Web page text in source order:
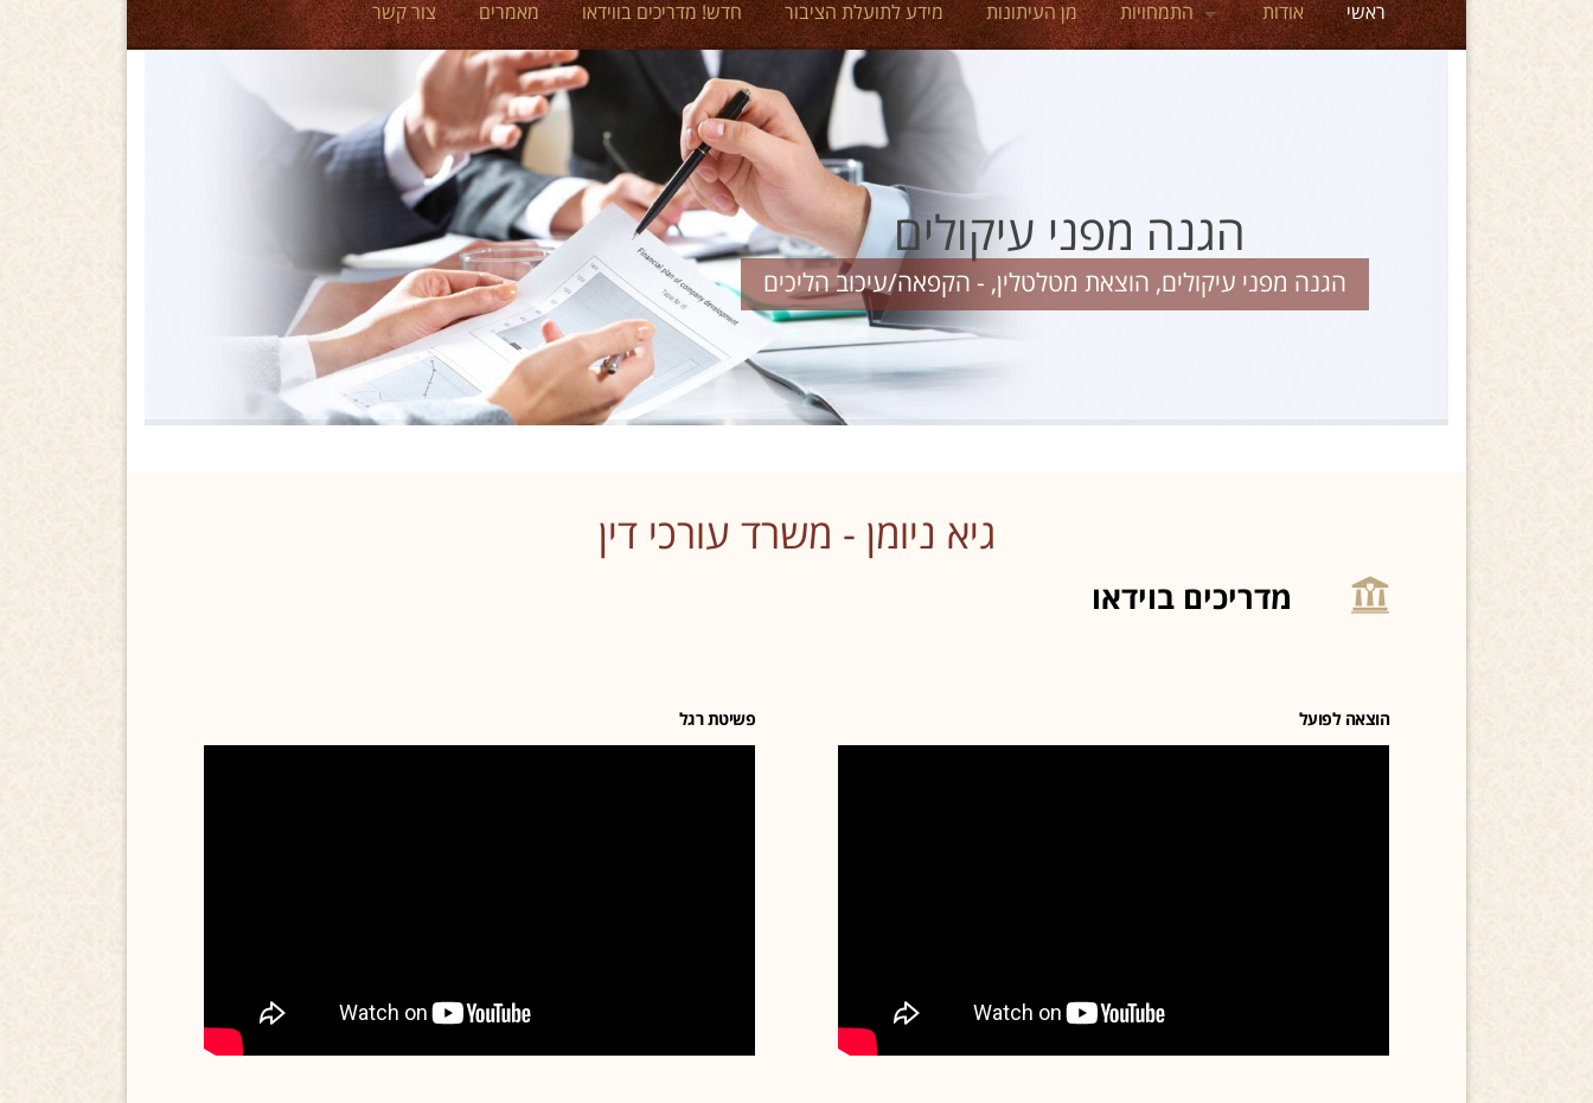
ראשי אודות התמחויות מן העיתונות מידע לתועלת הציבור חדש! מדריכים בווידאו מאמרים צור קשר
הגנה מפני עיקולים
הגנה מפני עיקולים, הוצאת מטלטלין, - הקפאה/עיכוב הליכים
גיא ניומן - משרד עורכי דין
מדריכים בוידאו
פשיטת רגל הוצאה לפועל